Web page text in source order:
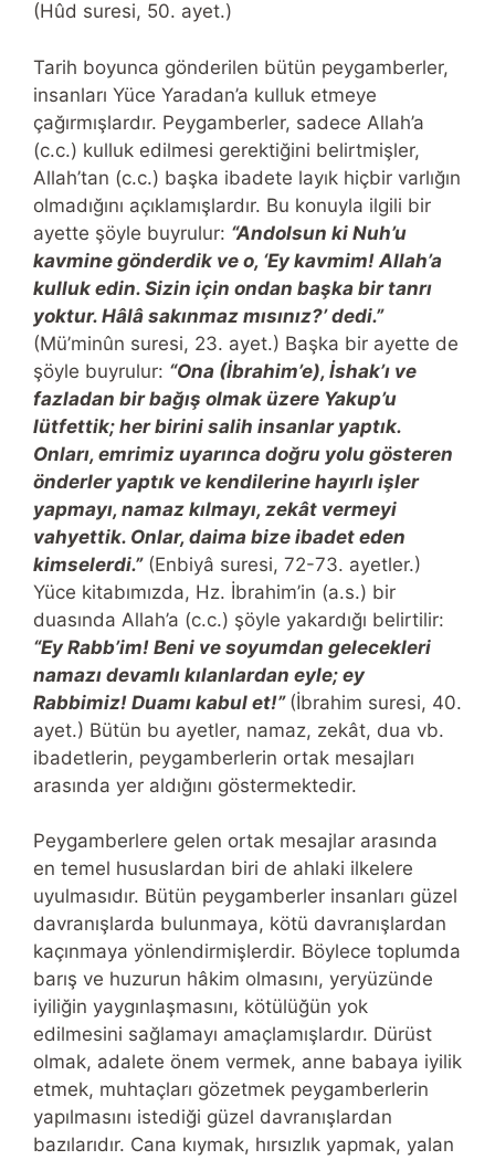
(Hûd suresi, 50. ayet.)
Tarih boyunca gönderilen bütün peygamberler,
insanları Yüce Yaradan’a kulluk etmeye
çağırmışlardır. Peygamberler, sadece Allah’a
(c.c.) kulluk edilmesi gerektiğini belirtmişler,
Allah’tan (c.c.) başka ibadete layık hiçbir varlığın
olmadığını açıklamışlardır. Bu konuyla ilgili bir
ayette şöyle buyrulur: “Andolsun ki Nuh’u
kavmine gönderdik ve o, ‘Ey kavmim! Allah’a
kulluk edin. Sizin için ondan başka bir tanrı
yoktur. Hâlâ sakınmaz mısınız?’ dedi.”
(Mü’minûn suresi, 23. ayet.) Başka bir ayette de
şöyle buyrulur: “Ona (İbrahim’e), İshak’ı ve
fazladan bir bağış olmak üzere Yakup’u
lütfettik; her birini salih insanlar yaptık.
Onları, emrimiz uyarınca doğru yolu gösteren
önderler yaptık ve kendilerine hayırlı işler
yapmayı, namaz kılmayı, zekât vermeyi
vahyettik. Onlar, daima bize ibadet eden
kimselerdi.”(Enbiyâ suresi, 72-73. ayetler.)
Yüce kitabımızda, Hz. İbrahim’in (a.s.) bir
duasında Allah’a (c.c.) şöyle yakardığı belirtilir:
“Ey Rabb’im! Beni ve soyumdan gelecekleri
namazı devamlı kılanlardan eyle; ey
Rabbimiz! Duamı kabul et!” (İbrahim suresi, 40.
ayet.) Bütün bu ayetler, namaz, zekât, dua vb.
ibadetlerin, peygamberlerin ortak mesajları
arasında yer aldığını göstermektedir.
Peygamberlere gelen ortak mesajlar arasında
en temel hususlardan biri de ahlaki ilkelere
uyulmasıdır. Bütün peygamberler insanları güzel
davranışlarda bulunmaya, kötü davranışlardan
kaçınmaya yönlendirmişlerdir. Böylece toplumda
barış ve huzurun hâkim olmasını, yeryüzünde
iyiliğin yaygınlaşmasını, kötülüğün yok
edilmesini sağlamayı amaçlamışlardır. Dürüst
olmak, adalete önem vermek, anne babaya iyilik
etmek, muhtaçları gözetmek peygamberlerin
yapılmasını istediği güzel davranışlardan
bazılarıdır. Cana kıymak, hırsızlık yapmak, yalan